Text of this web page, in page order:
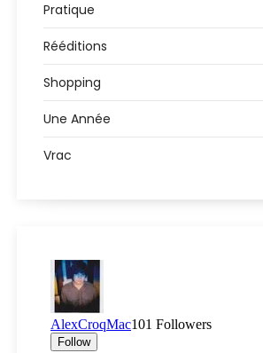
Pratique
Rééditions
Shopping
Une Année
Vrac